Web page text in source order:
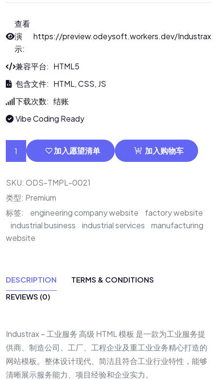
查看
演
示:
https://preview.odeysoft.workers.dev/Industrax
兼容平台: HTML5
包含文件: HTML, CSS, JS
下载次数: 结账
Vibe Coding Ready
加入愿望清单 加入购物车
SKU: ODS-TMPL-0021
类型: Premium
标签:
engineering company website
factory website
industrial business
industrial services
manufacturing
website
DESCRIPTION
TERMS & CONDITIONS
REVIEWS (0)
Industrax – 工业服务 高级 HTML 模板 是一款为工业服务提
供商、制造公司、工厂、工程企业及重工业业务精心打造的
网站模板。整体设计现代、简洁且符合工业行业特性，能够
清晰展示服务能力、项目经验和企业实力。